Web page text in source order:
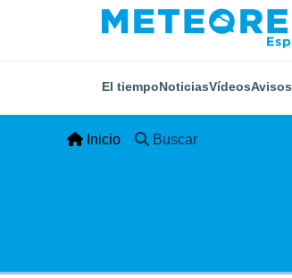
El tiempoNoticiasVídeosAvisos
Inicio Buscar